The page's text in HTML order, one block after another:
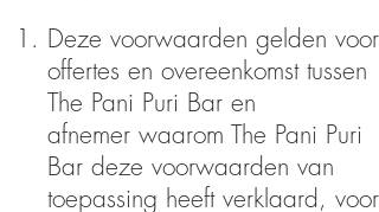
Deze voorwaarden gelden voor
offertes en overeenkomst tussen
The Pani Puri Bar en
afnemer waarom The Pani Puri
Bar deze voorwaarden van
toepassing heeft verklaard, voor